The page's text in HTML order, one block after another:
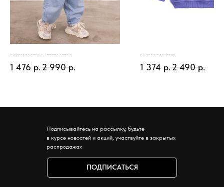
Джинсы-банан
1 476 р.2 990 р.
Свитшот
1 374 р.2 490 р.
Подписывайтесь на рассылку, будьте
в курсе новостей и акций, участвуйте в закрытых
распродажах
ПОДПИСАТЬСЯ